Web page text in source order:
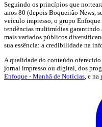
Seguindo os princípios que
anos 80 (depois Boqueirão News,
veículo impresso, o grupo
tendências multimídias garantindo
mais variados públicos
sua essência: a credibilidade na
A qualidade do conteúdo oferecido
jornal impresso ou digital, dos
Enfoque - Manhã de Notícias, e na